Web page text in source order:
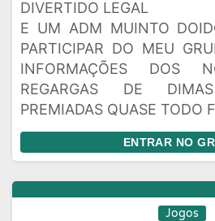
Rede Social
Religiao
Vagas de Emprego
DIVERTIDO LEGAL
E UM ADM MUINTO
PARTICIPAR DO MEU
INFORMAÇÕES DOS
REGARGAS DE
PREMIADAS QUASE TODO
ENTRAR NO
Jogos